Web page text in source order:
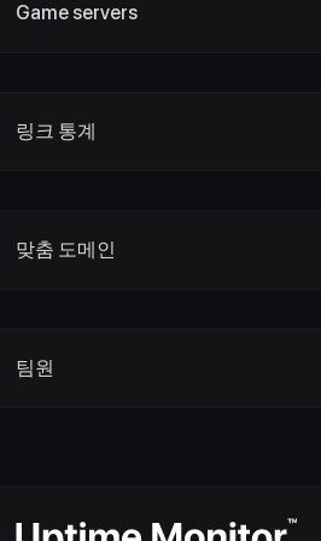
Game servers
링크 통계
맞춤 도메인
팀원